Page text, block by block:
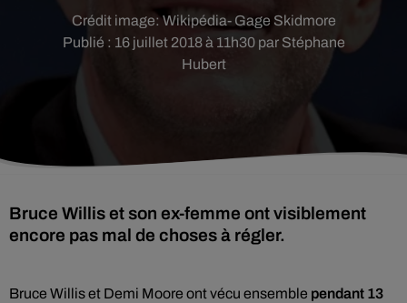
Publié : 16 juillet 2018 à 11h30 par Stéphane
Hubert
Crédit image:Wikipédia- Gage Skidmore
Bruce Willis et son ex-femme ont visiblement
encore pas mal de choses à régler.
Bruce Willis et Demi Moore ont vécu ensemble pendant 13